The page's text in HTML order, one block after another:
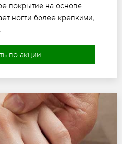
покрытие на основе
ногти более крепкими,
по акции